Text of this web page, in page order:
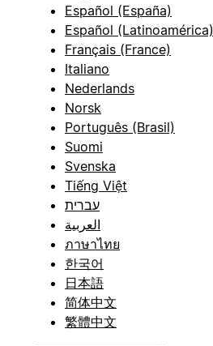
Español (España)
Español (Latinoamérica)
Français (France)
Italiano
Nederlands
Norsk
Português (Brasil)
Suomi
Svenska
Tiếng Việt
עברית
العربية
ภาษาไทย
한국어
日本語
简体中文
繁體中文